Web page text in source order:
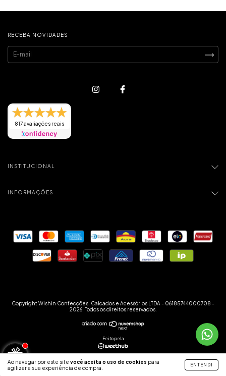
Ao navegar por este site você aceita o uso de cookies para
agilizar a sua experiência de compra.
ENTENDI
RECEBA NOVIDADES
817 avaliações reais
INSTITUCIONAL
INFORMAÇÕES
Copyright Wishin Confecções, Calcados e Acessórios LTDA - 06185744000708 -
2026. Todos os direitos reservados.
Feito pela